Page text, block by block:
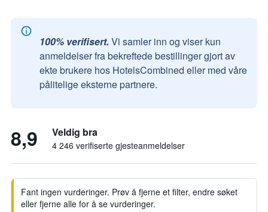
100% verifisert. Vi samler inn og viser kun
anmeldelser fra bekreftede bestillinger gjort av
ekte brukere hos HotelsCombined eller med våre
pålitelige eksterne partnere.
8,9 Veldig bra
4 246 verifiserte gjesteanmeldelser
Fant ingen vurderinger. Prøv å fjerne et filter, endre søket
eller fjerne alle for å se vurderinger.